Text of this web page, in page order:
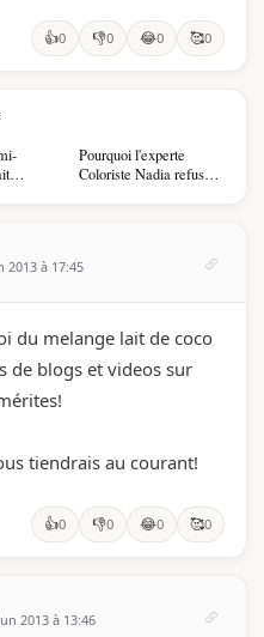
👍0 👎0 😂0 🥰0
Pourquoi l'experte
Coloriste Nadia refuse
2013 à 17:45
du melange lait de coco
de blogs et videos sur
tiendrais au courant!
👍0 👎0 😂0 🥰0
2013 à 13:46